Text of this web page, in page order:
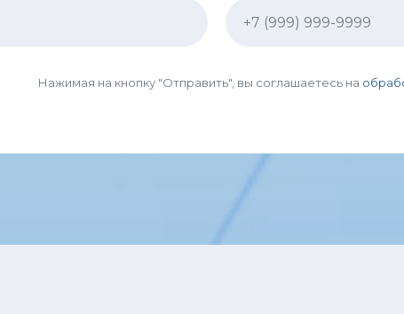
Нажимая на кнопку "Отправить", вы соглашаетесь на